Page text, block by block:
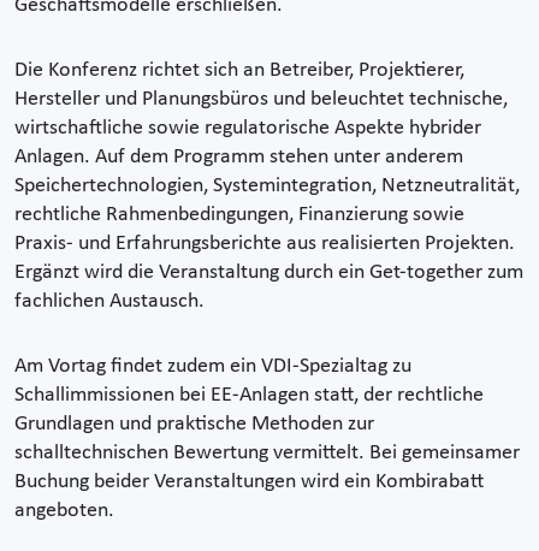
Geschäftsmodelle erschließen.
Die Konferenz richtet sich an Betreiber, Projektierer,
Hersteller und Planungsbüros und beleuchtet technische,
wirtschaftliche sowie regulatorische Aspekte hybrider
Anlagen. Auf dem Programm stehen unter anderem
Speichertechnologien, Systemintegration, Netzneutralität,
rechtliche Rahmenbedingungen, Finanzierung sowie
Praxis- und Erfahrungsberichte aus realisierten Projekten.
Ergänzt wird die Veranstaltung durch ein Get-together zum
fachlichen Austausch.
Am Vortag findet zudem ein VDI-Spezialtag zu
Schallimmissionen bei EE-Anlagen statt, der rechtliche
Grundlagen und praktische Methoden zur
schalltechnischen Bewertung vermittelt. Bei gemeinsamer
Buchung beider Veranstaltungen wird ein Kombirabatt
angeboten.